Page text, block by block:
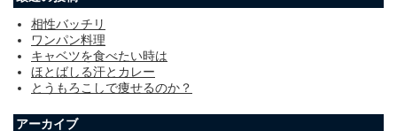
相性バッチリ
ワンパン料理
キャベツを食べたい時は
ほとばしる汗とカレー
とうもろこしで痩せるのか？
アーカイブ